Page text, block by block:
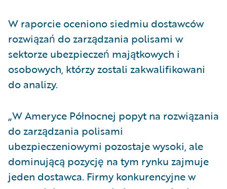
W raporcie oceniono siedmiu dostawców
rozwiązań do zarządzania polisami w
sektorze ubezpieczeń majątkowych i
osobowych, którzy zostali zakwalifikowani
do analizy.
„W Ameryce Północnej popyt na rozwiązania
do zarządzania polisami
ubezpieczeniowymi pozostaje wysoki, ale
dominującą pozycję na tym rynku zajmuje
jeden dostawca. Firmy konkurencyjne w